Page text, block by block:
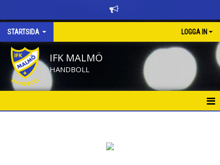
STARTSIDA LOGGA IN
IFK MALMÖ
HANDBOLL